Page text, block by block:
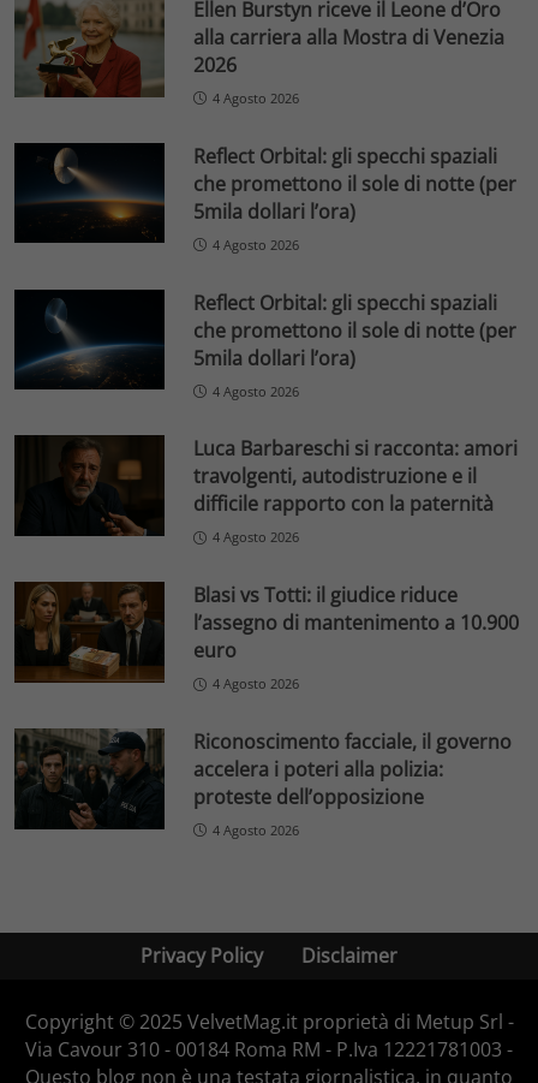
Ellen Burstyn riceve il Leone d’Oro
alla carriera alla Mostra di Venezia
2026
4 Agosto 2026
Reflect Orbital: gli specchi spaziali
che promettono il sole di notte (per
5mila dollari l’ora)
4 Agosto 2026
Reflect Orbital: gli specchi spaziali
che promettono il sole di notte (per
5mila dollari l’ora)
4 Agosto 2026
Luca Barbareschi si racconta: amori
travolgenti, autodistruzione e il
difficile rapporto con la paternità
4 Agosto 2026
Blasi vs Totti: il giudice riduce
l’assegno di mantenimento a 10.900
euro
4 Agosto 2026
Riconoscimento facciale, il governo
accelera i poteri alla polizia:
proteste dell’opposizione
4 Agosto 2026
Privacy Policy Disclaimer
Copyright © 2025 VelvetMag.it proprietà di Metup Srl -
Via Cavour 310 - 00184 Roma RM - P.Iva 12221781003 -
Questo blog non è una testata giornalistica, in quanto